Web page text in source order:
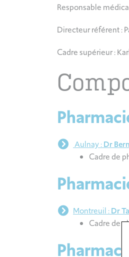
Responsable
Directeur référent :
Cadre supérieur :
Aulnay :Dr
Cadre de
Montreuil :Dr
Cadre de